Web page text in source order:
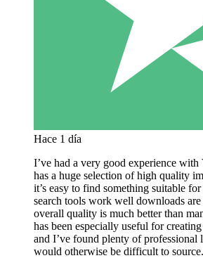
Hace 1 día
I’ve had a very good experience
has a huge selection of high quality
it’s easy to find something suitable
search tools work well downloads
overall quality is much better than
has been especially useful for
and I’ve found plenty of professional
would otherwise be difficult to source.